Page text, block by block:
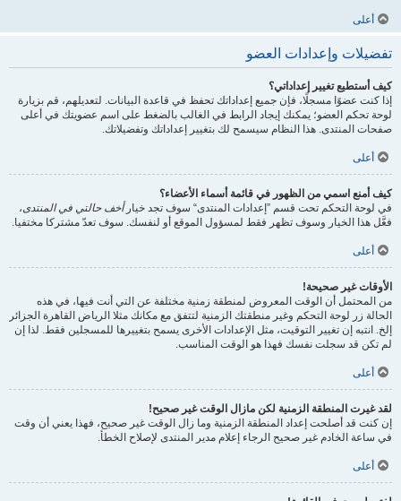
أعلى
تفضيلات وإعدادات العضو
كيف أستطيع تغيير إعداداتي؟
إذا كنت عضوًا مسجلًا، فإن جميع إعداداتك تحفظ في قاعدة البيانات. لتعديلهم، قم بزيارة
لوحة تحكم العضو؛ يمكنك إيجاد الرابط في الغالب بالضغط على اسم عضويتك في أعلى
صفحات المنتدى. هذا النظام سيسمح لك بتغيير إعداداتك وتفضيلاتك.
أعلى
كيف أمنع اسمي من الظهور في قائمة أسماء الأعضاء؟
في لوحة التحكم تحت قسم ”إعدادات المنتدى“ سوف تجد خيارأخف حالتي في المنتدى،
فعَّل هذا الخيار وسوف تظهر فقط لمسؤول الموقع أو لنفسك. سوف تعدّ مشتركا مختفيا.
أعلى
الأوقات غير صحيحة!
من المحتمل أن الوقت المعروض لمنطقة زمنية مختلفة عن التي أنت فيها، في هذه
الحالة زر لوحة التحكم وغير منطقتك الزمنية لتتفق مع مكانك مثلا الرياض القاهرة الجزائر
إلخ. انتبه إن تغيير التوقيت، مثل الإعدادات الأخرى يسمح بتغييرها للمسجلين فقط. لذا إن
لم تكن قد سجلت نفسك فهذا هو الوقت المناسب.
أعلى
لقد غيرت المنطقة الزمنية لكن مازال الوقت غير صحيح!
إن كنت قد أصلحت إعداد المنطقة الزمنية وما زال الوقت غير صحيح، فهذا يعني أن وقت
في ساعة الخادم غير صحيح الرجاء إعلام مدير المنتدى لإصلاح الخطأ.
أعلى